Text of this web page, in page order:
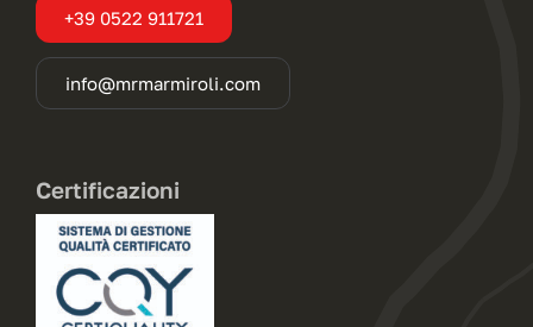
+39 0522 911721
info@mrmarmiroli.com
Certificazioni